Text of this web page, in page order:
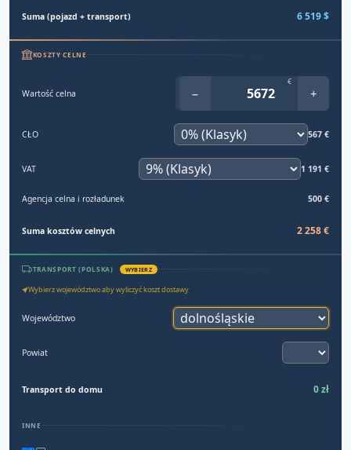
Suma (pojazd + transport) 6 519 $
KOSZTY CELNE
Wartość celna −
€
+
CŁO 567 €
VAT 1 191 €
Agencja celna i rozładunek 500 €
Suma kosztów celnych 2 258 €
TRANSPORT (POLSKA) WYBIERZ
Wybierz województwo aby wyliczyć koszt dostawy
Województwo
Powiat
Transport do domu 0 zł
INNE